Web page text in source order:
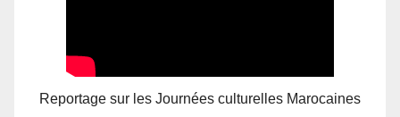
Reportage sur les Journées culturelles Marocaines